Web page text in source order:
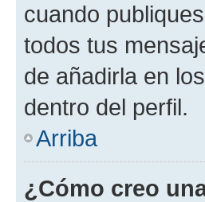
cuando
todos tus
de añadirla en
dentro del perfil.
Arriba
¿Cómo creo